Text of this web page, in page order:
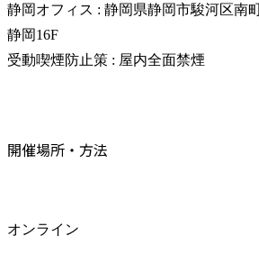
静岡オフィス : 静岡県静岡市駿河区南
静岡16F
受動喫煙防止策 : 屋内全面禁煙
開催場所・方法
オンライン